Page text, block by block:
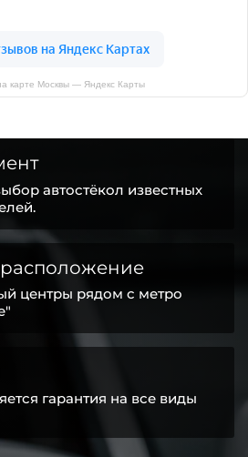
карте Москвы — Яндекс Карты
автостёкол известных
центры рядом с метро
гарантия на все виды